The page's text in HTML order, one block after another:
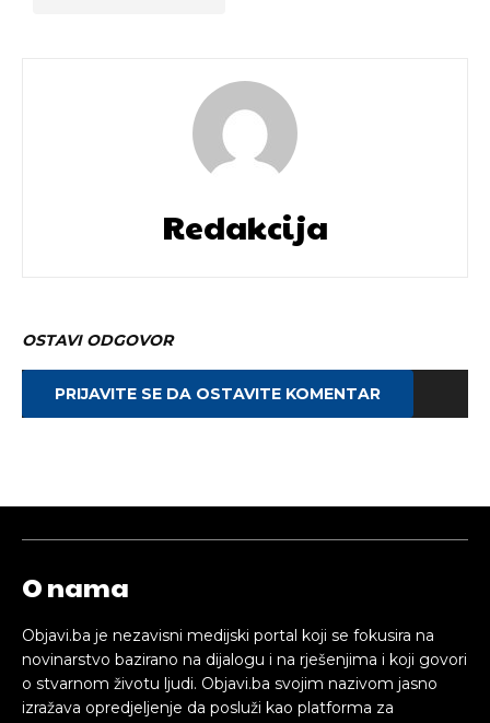
Redakcija
OSTAVI ODGOVOR
PRIJAVITE SE DA OSTAVITE KOMENTAR
O nama
Objavi.ba je nezavisni medijski portal koji se fokusira na
novinarstvo bazirano na dijalogu i na rješenjima i koji govori
o stvarnom životu ljudi. Objavi.ba svojim nazivom jasno
izražava opredjeljenje da posluži kao platforma za